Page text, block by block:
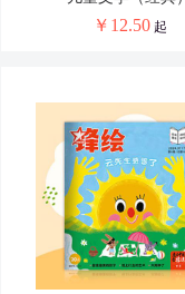
￥ 12.50起